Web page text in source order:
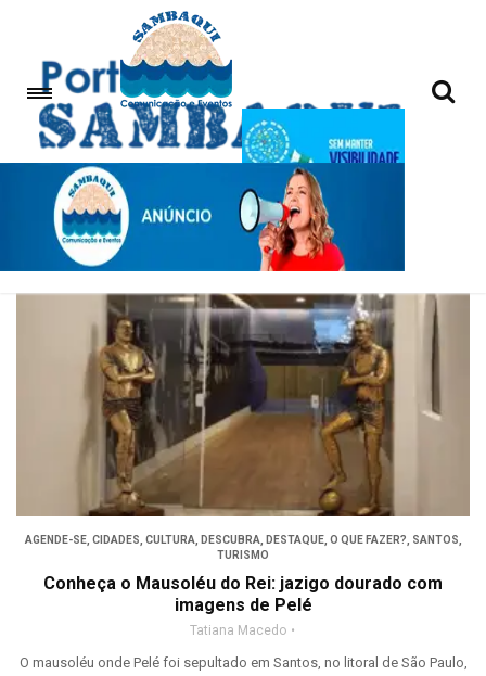
Jazigo
AGENDE-SE, CIDADES, CULTURA, DESCUBRA, DESTAQUE, O QUE FAZER?, SANTOS,
TURISMO
Conheça o Mausoléu do Rei: jazigo dourado com
imagens de Pelé
Tatiana Macedo
O mausoléu onde Pelé foi sepultado em Santos, no litoral de São Paulo,